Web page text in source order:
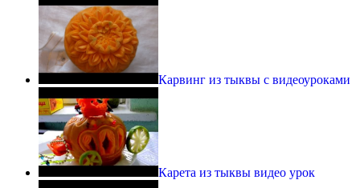
Карвинг из тыквы с видеоуроками
Карета из тыквы видео урок